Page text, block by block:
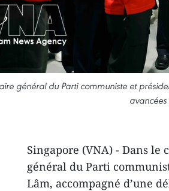
général du Parti communiste et
Singapore (VNA) - Dans le
général du Parti
Lâm, accompagné d’une